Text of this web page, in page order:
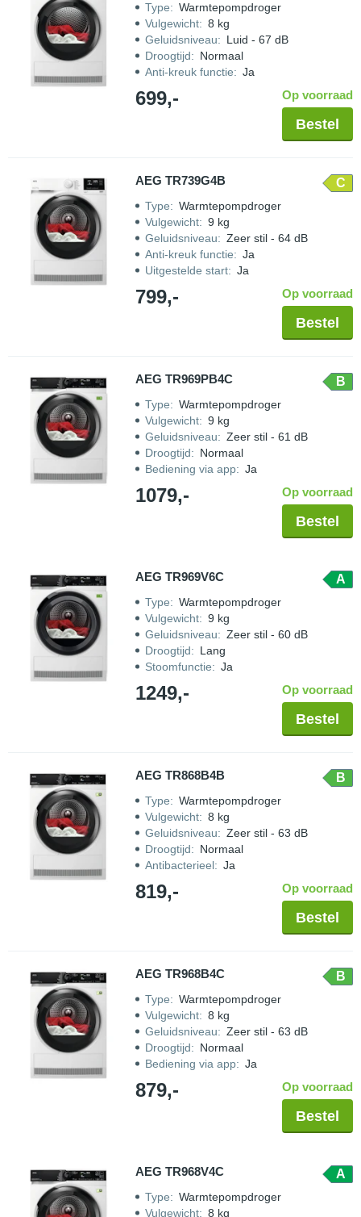
Type: Warmtepompdroger
Vulgewicht: 8 kg
Geluidsniveau: Luid - 67 dB
Droogtijd: Normaal
Anti-kreuk functie: Ja
699,- Op voorraad
Bestel
AEG TR739G4B C
Type: Warmtepompdroger
Vulgewicht: 9 kg
Geluidsniveau: Zeer stil - 64 dB
Anti-kreuk functie: Ja
Uitgestelde start: Ja
799,- Op voorraad
Bestel
AEG TR969PB4C B
Type: Warmtepompdroger
Vulgewicht: 9 kg
Geluidsniveau: Zeer stil - 61 dB
Droogtijd: Normaal
Bediening via app: Ja
1079,- Op voorraad
Bestel
AEG TR969V6C A
Type: Warmtepompdroger
Vulgewicht: 9 kg
Geluidsniveau: Zeer stil - 60 dB
Droogtijd: Lang
Stoomfunctie: Ja
1249,- Op voorraad
Bestel
AEG TR868B4B B
Type: Warmtepompdroger
Vulgewicht: 8 kg
Geluidsniveau: Zeer stil - 63 dB
Droogtijd: Normaal
Antibacterieel: Ja
819,- Op voorraad
Bestel
AEG TR968B4C B
Type: Warmtepompdroger
Vulgewicht: 8 kg
Geluidsniveau: Zeer stil - 63 dB
Droogtijd: Normaal
Bediening via app: Ja
879,- Op voorraad
Bestel
AEG TR968V4C A
Type: Warmtepompdroger
Vulgewicht: 8 kg